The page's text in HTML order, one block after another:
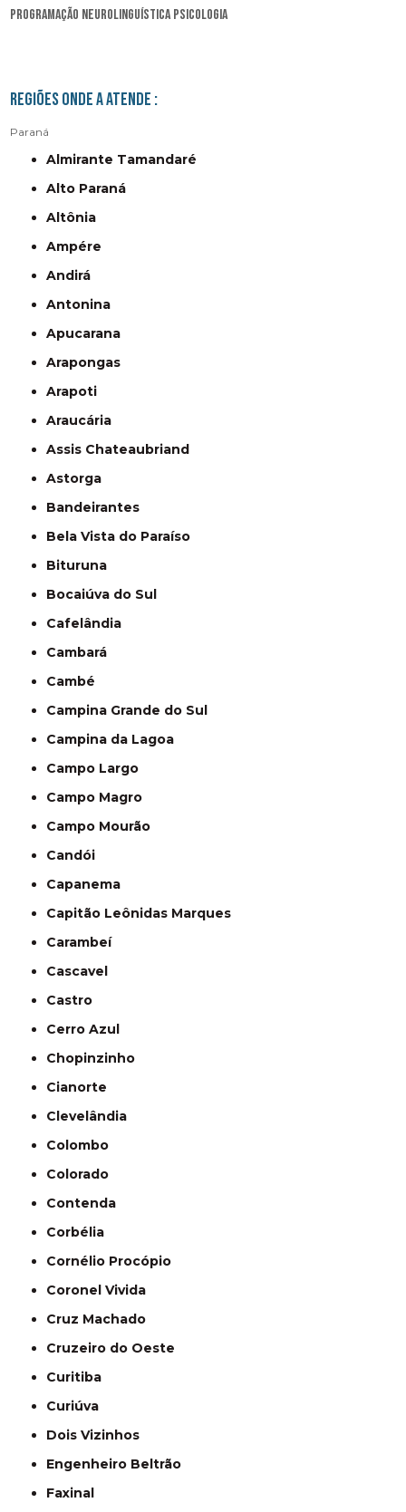
programação neurolinguística psicologia
Regiões onde a atende :
Paraná
Almirante Tamandaré
Alto Paraná
Altônia
Ampére
Andirá
Antonina
Apucarana
Arapongas
Arapoti
Araucária
Assis Chateaubriand
Astorga
Bandeirantes
Bela Vista do Paraíso
Bituruna
Bocaiúva do Sul
Cafelândia
Cambará
Cambé
Campina Grande do Sul
Campina da Lagoa
Campo Largo
Campo Magro
Campo Mourão
Candói
Capanema
Capitão Leônidas Marques
Carambeí
Cascavel
Castro
Cerro Azul
Chopinzinho
Cianorte
Clevelândia
Colombo
Colorado
Contenda
Corbélia
Cornélio Procópio
Coronel Vivida
Cruz Machado
Cruzeiro do Oeste
Curitiba
Curiúva
Dois Vizinhos
Engenheiro Beltrão
Faxinal